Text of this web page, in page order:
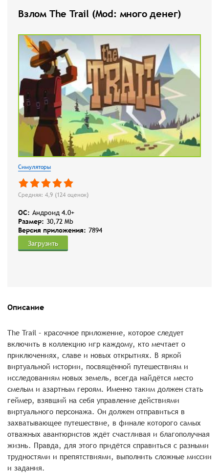
Взлом The Trail (Mod: много денег)
Симуляторы
Средняя: 4,9 (124 оценок)
OC: Андроид 4.0+
Размер: 30,72 Mb
Версия приложения: 7894
Загрузить
Описание
The Trail – красочное приложение, которое следует
включить в коллекцию игр каждому, кто мечтает о
приключениях, славе и новых открытиях. В яркой
виртуальной истории, посвящённой путешествиям и
исследованиям новых земель, всегда найдётся место
смелым и азартным героям. Именно таким должен стать
геймер, взявший на себя управление действиями
виртуального персонажа. Он должен отправиться в
захватывающее путешествие, в финале которого самых
отважных авантюристов ждёт счастливая и благополучная
жизнь. Правда, для этого придётся справиться с разными
трудностями и препятствиями, выполнить сложные миссии
и задания.